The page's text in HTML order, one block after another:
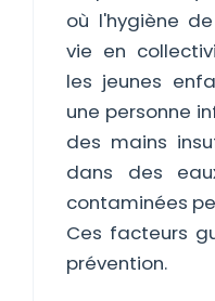
où l'hygiène
vie en
les jeunes
une personne
des mains
dans des
contaminées
Ces facteurs
prévention.